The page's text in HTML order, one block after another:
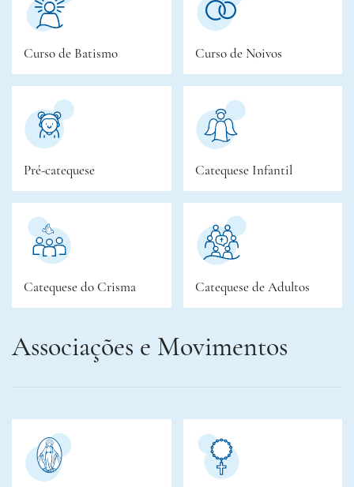
Curso de Batismo Curso de Noivos
Pré-catequese Catequese Infantil
Catequese do Crisma Catequese de Adultos
Associações e Movimentos